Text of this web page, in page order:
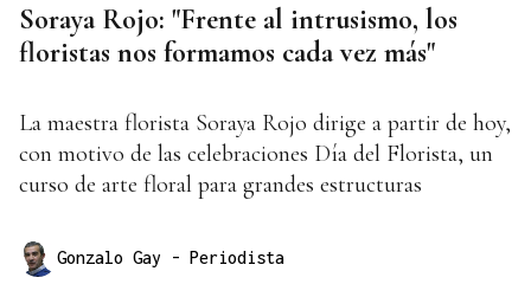
Soraya Rojo: "Frente al intrusismo, los
floristas nos formamos cada vez más"
La maestra florista Soraya Rojo dirige a partir de hoy,
con motivo de las celebraciones Día del Florista, un
curso de arte floral para grandes estructuras
Gonzalo Gay - Periodista